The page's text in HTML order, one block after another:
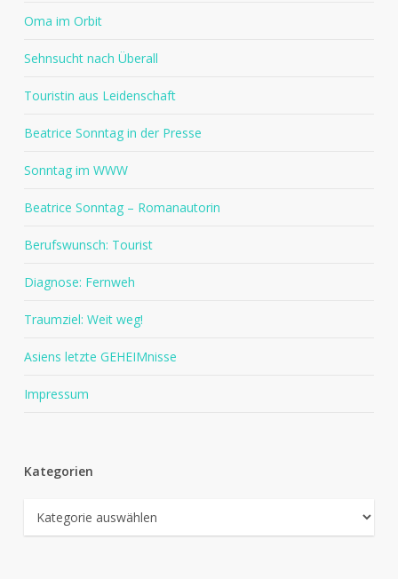
Oma im Orbit
Sehnsucht nach Überall
Touristin aus Leidenschaft
Beatrice Sonntag in der Presse
Sonntag im WWW
Beatrice Sonntag – Romanautorin
Berufswunsch: Tourist
Diagnose: Fernweh
Traumziel: Weit weg!
Asiens letzte GEHEIMnisse
Impressum
Kategorien